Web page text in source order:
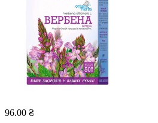
96.00 ₴